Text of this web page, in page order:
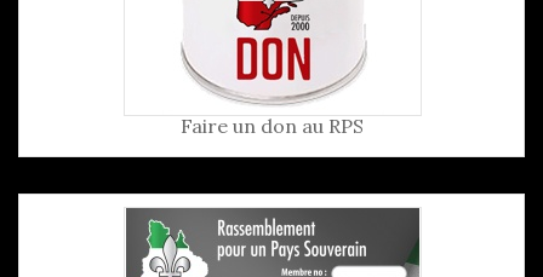
Faire un don au RPS